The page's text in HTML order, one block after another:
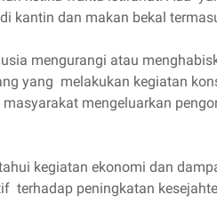
kantin dan makan bekal
mengurangi atau
yang melakukan kegiatan
mengeluarkan
kegiatan ekonomi dan
terhadap peningkatan